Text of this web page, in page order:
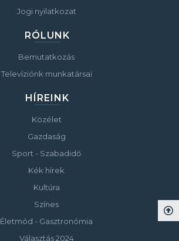
Jogi nyilatkozat
RÓLUNK
Bemutatkozás
Televíziónk munkatársai
HÍREINK
Közélet
Gazdaság
Sport - Szabadidő
Kék hírek
Kultúra
Színes
Életmód - Gasztronómia
Választás 2024